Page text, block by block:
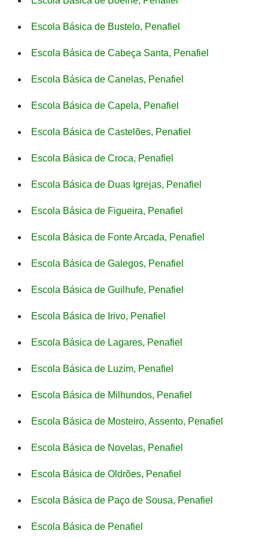
Escola Básica de Bustelo, Penafiel
Escola Básica de Cabeça Santa, Penafiel
Escola Básica de Canelas, Penafiel
Escola Básica de Capela, Penafiel
Escola Básica de Castelões, Penafiel
Escola Básica de Croca, Penafiel
Escola Básica de Duas Igrejas, Penafiel
Escola Básica de Figueira, Penafiel
Escola Básica de Fonte Arcada, Penafiel
Escola Básica de Galegos, Penafiel
Escola Básica de Guilhufe, Penafiel
Escola Básica de Irivo, Penafiel
Escola Básica de Lagares, Penafiel
Escola Básica de Luzim, Penafiel
Escola Básica de Milhundos, Penafiel
Escola Básica de Mosteiro, Assento, Penafiel
Escola Básica de Novelas, Penafiel
Escola Básica de Oldrões, Penafiel
Escola Básica de Paço de Sousa, Penafiel
Escola Básica de Penafiel